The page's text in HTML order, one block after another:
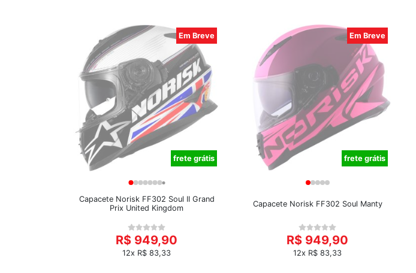
Em Breve
frete grátis
Capacete Norisk FF302 Soul II Grand
Prix United Kingdom
R$ 949,90
12x R$ 83,33
Em Breve
frete grátis
Capacete Norisk FF302 Soul Manty
R$ 949,90
12x R$ 83,33